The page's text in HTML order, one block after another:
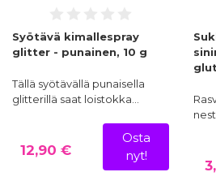
Syötävä kimallespray
glitter - punainen, 10 g
Tällä syötävällä punaisella
glitterillä saat loistokka…
12,90 €
Osta
nyt!